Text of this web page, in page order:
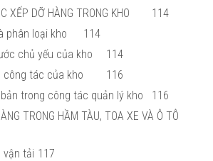
XẾP DỠ HÀNG TRONG KHO
114
phân loại kho
114
chủ yếu của kho
114
công tác của kho
116
trong công tác quản lý kho
116
TRONG HẦM TÀU, TOA XE VÀ Ô TÔ
vận tải 117